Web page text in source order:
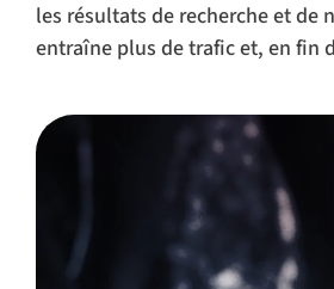
les résultats de recherche et de
entraîne plus de trafic et, en fin